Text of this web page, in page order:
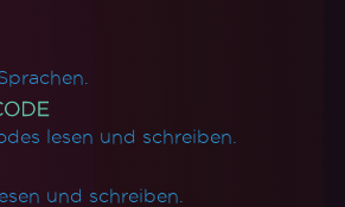
lesen und schreiben.
und schreiben.